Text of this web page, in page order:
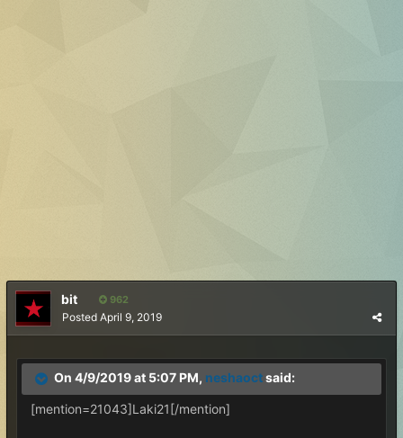
bit 962
Posted April 9, 2019
On 4/9/2019 at 5:07 PM, neshaoctsaid:
[mention=21043]Laki21[/mention]